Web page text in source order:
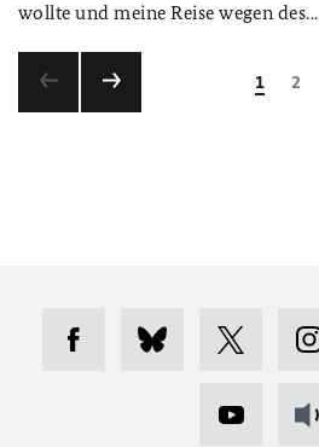
wollte und meine Reise wegen des...
1 2